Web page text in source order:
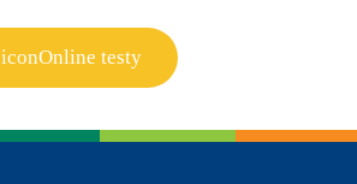
Online testy